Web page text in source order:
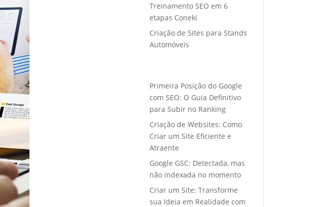
Treinamento SEO em 6
etapas Coneki
Criação de Sites para Stands
Automóveis
Primeira Posição do Google
com SEO: O Guia Definitivo
para Subir no Ranking
Criação de Websites: Como
Criar um Site Eficiente e
Atraente
Google GSC: Detectada, mas
não indexada no momento
Criar um Site: Transforme
sua Ideia em Realidade com